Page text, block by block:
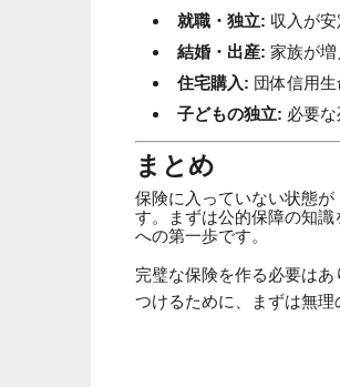
就職・独立: 収入が
結婚・出産: 家族が増
住宅購入: 団体信用
子どもの独立: 必要
まとめ
保険に入っていない状態
す。まずは公的保障の知
への第一歩です。
完璧な保険を作る必要は
つけるために、まずは無